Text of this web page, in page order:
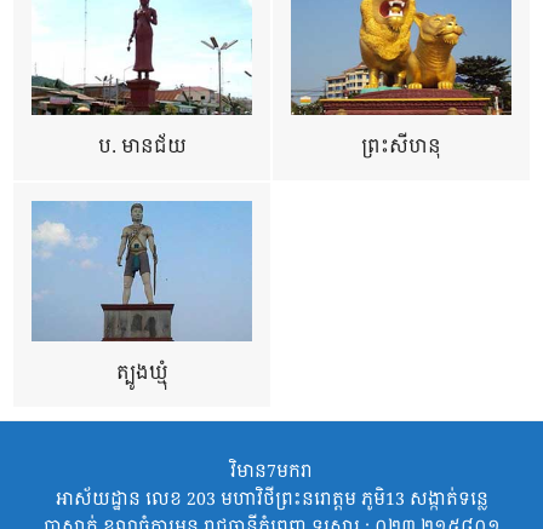
ប. មានជ័យ ព្រះសីហនុ
ត្បូងឃ្មុំ
វិមាន7មករា
អាស័យដ្ឋាន លេខ 203 មហាវិថីព្រះនរោត្តម ភូមិ13 សង្កាត់ទន្លេ